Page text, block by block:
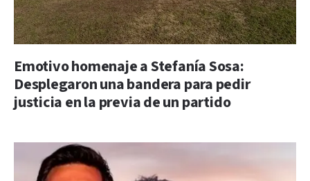
Emotivo homenaje a Stefanía Sosa:
Desplegaron una bandera para pedir
justicia en la previa de un partido